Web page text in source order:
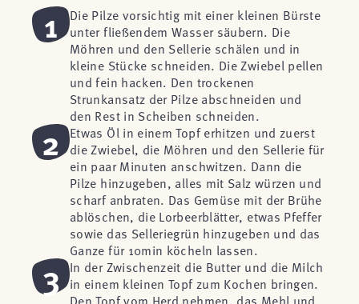
1
Die Pilze vorsichtig mit einer kleinen Bürste
unter fließendem Wasser säubern. Die
Möhren und den Sellerie schälen und in
kleine Stücke schneiden. Die Zwiebel pellen
und fein hacken. Den trockenen
Strunkansatz der Pilze abschneiden und
den Rest in Scheiben schneiden.
2
Etwas Öl in einem Topf erhitzen und zuerst
die Zwiebel, die Möhren und den Sellerie für
ein paar Minuten anschwitzen. Dann die
Pilze hinzugeben, alles mit Salz würzen und
scharf anbraten. Das Gemüse mit der Brühe
ablöschen, die Lorbeerblätter, etwas Pfeffer
sowie das Selleriegrün hinzugeben und das
Ganze für 10min köcheln lassen.
3
In der Zwischenzeit die Butter und die Milch
in einem kleinen Topf zum Kochen bringen.
Den Topf vom Herd nehmen, das Mehl und